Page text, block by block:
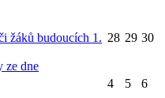
žáků budoucích 1.
ze dne
28 29 30
4 5 6